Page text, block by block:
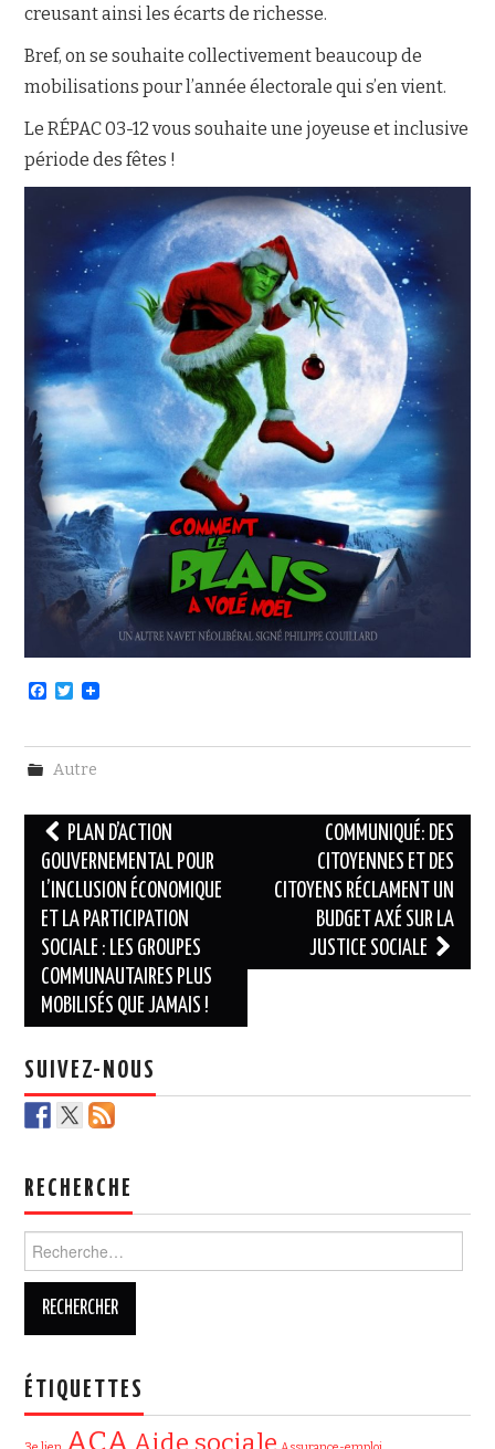
creusant ainsi les écarts de richesse.
Bref, on se souhaite collectivement beaucoup de
mobilisations pour l’année électorale qui s’en vient.
Le RÉPAC 03-12 vous souhaite une joyeuse et inclusive
période des fêtes !
F
e
b
o
k
T
t
t
e
Autre
Navigation
des
articles
PLAN D’ACTION
GOUVERNEMENTAL POUR
L’INCLUSION ÉCONOMIQUE
ET LA PARTICIPATION
SOCIALE : LES GROUPES
COMMUNAUTAIRES PLUS
MOBILISÉS QUE JAMAIS !
COMMUNIQUÉ: DES
CITOYENNES ET DES
CITOYENS RÉCLAMENT UN
BUDGET AXÉ SUR LA
JUSTICE SOCIALE
SUIVEZ-NOUS
RECHERCHE
ÉTIQUETTES
ACA